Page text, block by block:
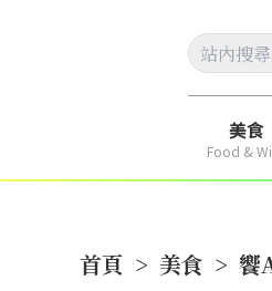
美食
Food &
首頁 > 美食 > 饗